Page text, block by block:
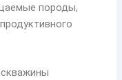
породы,